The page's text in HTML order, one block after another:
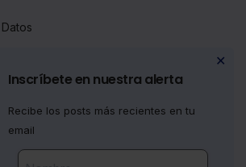
✕
Inscríbete en nuestra alerta
Recibe los posts más recientes en tu
email